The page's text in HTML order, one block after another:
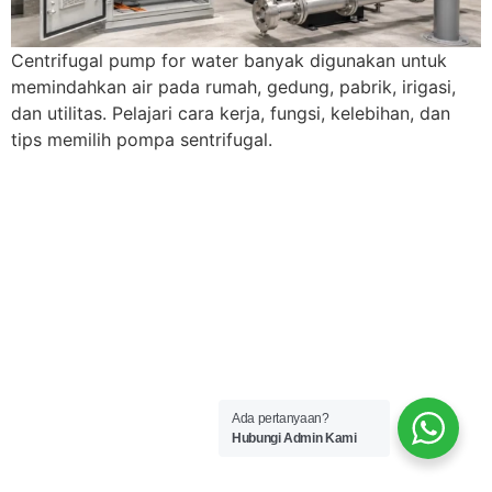
Centrifugal pump for water banyak digunakan untuk
memindahkan air pada rumah, gedung, pabrik, irigasi,
dan utilitas. Pelajari cara kerja, fungsi, kelebihan, dan
tips memilih pompa sentrifugal.
Ada pertanyaan?
Hubungi Admin Kami